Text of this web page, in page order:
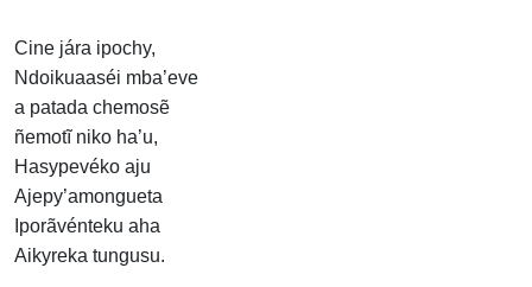
Cine jára ipochy,
Ndoikuaaséi mba’eve
a patada chemosẽ
ñemotĩ niko ha’u,
Hasypevéko aju
Ajepy’amongueta
Iporãvénteku aha
Aikyreka tungusu.